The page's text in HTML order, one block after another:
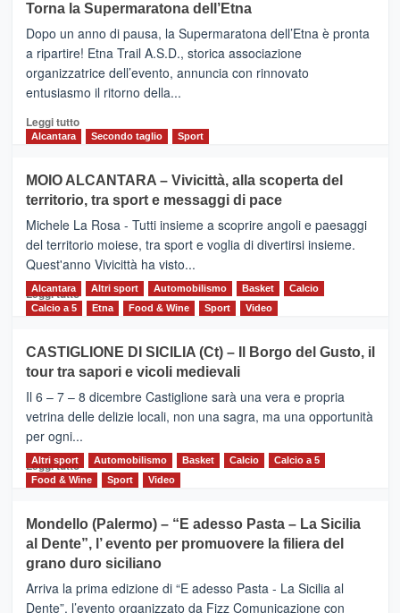
BROOKS
SuperMaratona
dell’Etna,
presentata
l’edizione
2026
Torna la Supermaratona dell’Etna
Dopo un anno di pausa, la Supermaratona dell’Etna è pronta
a ripartire! Etna Trail A.S.D., storica associazione
organizzatrice dell’evento, annuncia con rinnovato
entusiasmo il ritorno della...
Leggi tuttoLeggi
Torna
la
Supermaratona
dell’Etna
Alcantara Secondo taglio Sport
MOIO ALCANTARA – Vivicittà, alla scoperta del
territorio, tra sport e messaggi di pace
Michele La Rosa - Tutti insieme a scoprire angoli e paesaggi
del territorio moiese, tra sport e voglia di divertirsi insieme.
Quest'anno Vivicittà ha visto...
Leggi tutto Leggi
MOIO
ALCANTARA
–
Vivicittà,
alla
scoperta
del
territorio,
e
messaggi
di
Alcantara Altri sport Automobilismo Basket
Calcio
Calcio a 5
Etna Food & Wine Sport Video
CASTIGLIONE DI SICILIA (Ct) – Il Borgo del Gusto, il
tour tra sapori e vicoli medievali
Il 6 – 7 – 8 dicembre Castiglione sarà una vera e propria
vetrina delle delizie locali, non una sagra, ma una opportunità
per ogni...
Leggi tuttoLeggi
di
CASTIGLIONE
DI
SICILIA
(Ct)
–
Altri sport Automobilismo Basket Calcio
Calcio a 5
Food & Wine
Sport Video
Mondello (Palermo) – “E adesso Pasta – La Sicilia
al Dente”, l’ evento per promuovere la filiera del
grano duro siciliano
Arriva la prima edizione di “E adesso Pasta - La Sicilia al
Dente”, l’evento organizzato da Fizz Comunicazione con